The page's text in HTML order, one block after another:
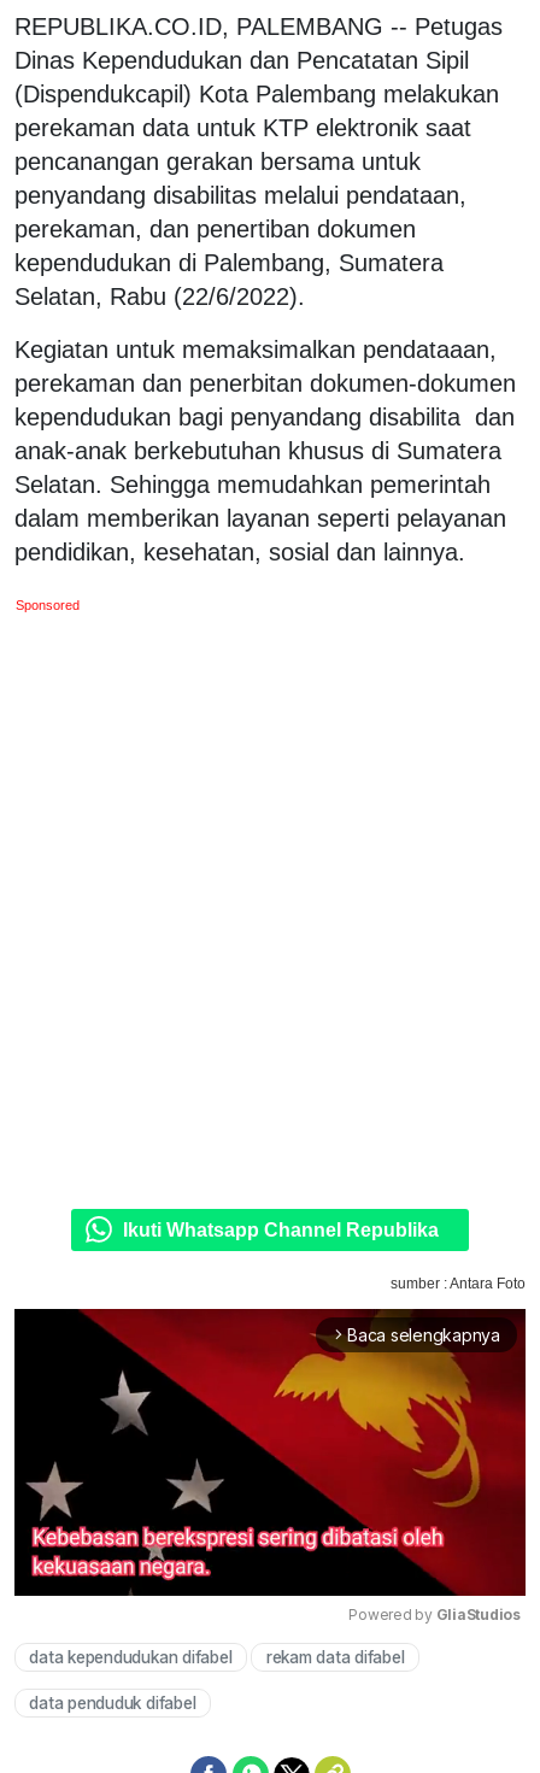
REPUBLIKA.CO.ID, PALEMBANG -- Petugas
Dinas Kependudukan dan Pencatatan Sipil
(Dispendukcapil) Kota Palembang melakukan
perekaman data untuk KTP elektronik saat
pencanangan gerakan bersama untuk
penyandang disabilitas melalui pendataan,
perekaman, dan penertiban dokumen
kependudukan di Palembang, Sumatera
Selatan, Rabu (22/6/2022).
Kegiatan untuk memaksimalkan pendataaan,
perekaman dan penerbitan dokumen-dokumen
kependudukan bagi penyandang disabilita dan
anak-anak berkebutuhan khusus di Sumatera
Selatan. Sehingga memudahkan pemerintah
dalam memberikan layanan seperti pelayanan
pendidikan, kesehatan, sosial dan lainnya.
Sponsored
Ikuti Whatsapp Channel Republika
sumber : Antara Foto
arrow_forward_ios Baca selengkapnya
Powered by GliaStudios
data kependudukan difabel rekam data difabel
data penduduk difabel